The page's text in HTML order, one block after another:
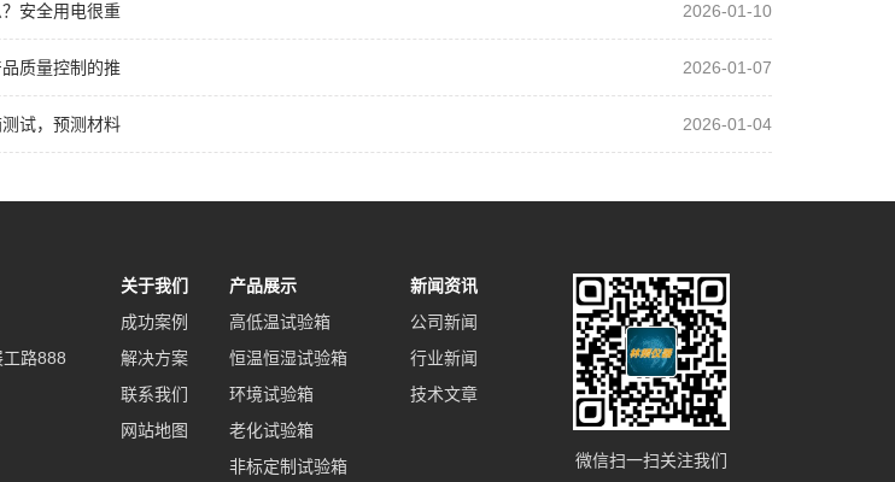
安全用电很重 2026-01-10
质量控制的推 2026-01-07
试，预测材料 2026-01-04
路888
关于我们
成功案例
解决方案
联系我们
网站地图
产品展示
高低温试验箱
恒温恒湿试验箱
环境试验箱
老化试验箱
非标定制试验箱
新闻资讯
公司新闻
行业新闻
技术文章
微信扫一扫关注我们